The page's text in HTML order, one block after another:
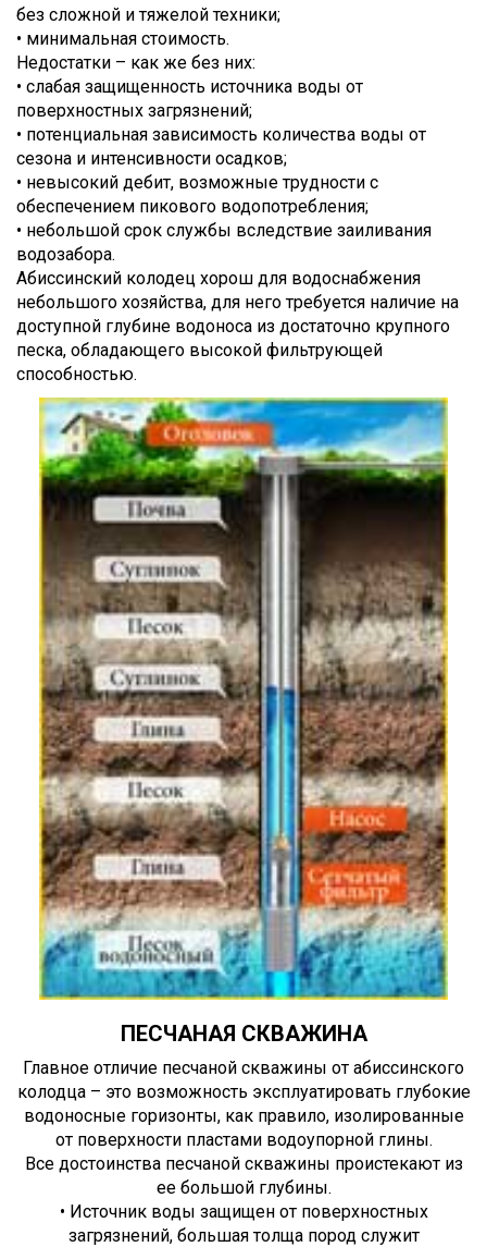
без сложной и тяжелой техники;
• минимальная стоимость.
Недостатки – как же без них:
• слабая защищенность источника воды от
поверхностных загрязнений;
• потенциальная зависимость количества воды от
сезона и интенсивности осадков;
• невысокий дебит, возможные трудности с
обеспечением пикового водопотребления;
• небольшой срок службы вследствие заиливания
водозабора.
Абиссинский колодец хорош для водоснабжения
небольшого хозяйства, для него требуется наличие на
доступной глубине водоноса из достаточно крупного
песка, обладающего высокой фильтрующей
способностью.
ПЕСЧАНАЯ СКВАЖИНА
Главное отличие песчаной скважины от абиссинского
колодца – это возможность эксплуатировать глубокие
водоносные горизонты, как правило, изолированные
от поверхности пластами водоупорной глины.
Все достоинства песчаной скважины проистекают из
ее большой глубины.
• Источник воды защищен от поверхностных
загрязнений, большая толща пород служит